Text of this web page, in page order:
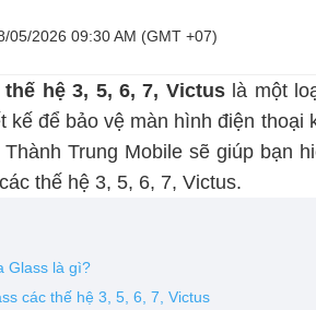
05/2026 09:30 AM (GMT +07)
hệ 3, 5, 6, 7, Victuslà một
kế để bảo vệ màn hình điện
Thành Trung Mobile sẽ giúp bạn
thế hệ 3, 5, 6, 7, Victus.
Glass là gì?
các thế hệ 3, 5, 6, 7, Victus